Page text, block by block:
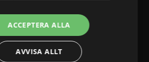
ACCEPTERA ALLA
AVVISA ALLT